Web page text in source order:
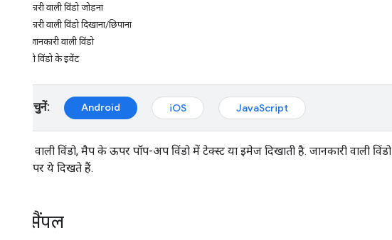
जानकारी वाली विंडो जोड़ना
जानकारी वाली विंडो दिखाना/छिपाना
कस्टम जानकारी वाली विंडो
जानकारी विंडो के इवेंट
प्लैटफ़ॉर्म चुनें: Android iOS JavaScript
जानकारी वाली विंडो, मैप के ऊपर पॉप-अप विंडो में टेक्स्ट या इमेज दिखाती है. जानकारी वाली
टैप करने पर ये दिखते हैं.
कोड सैंपल